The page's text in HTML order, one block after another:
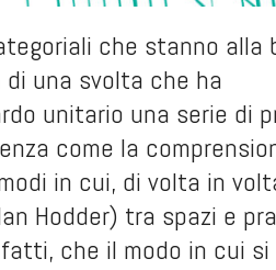
che stanno alla
una svolta che ha
unitario una serie di
come la
in cui, di volta in
Hodder) tra spazi e
che il modo in cui si